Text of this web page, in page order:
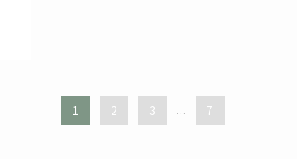
1 2 3 ... 7